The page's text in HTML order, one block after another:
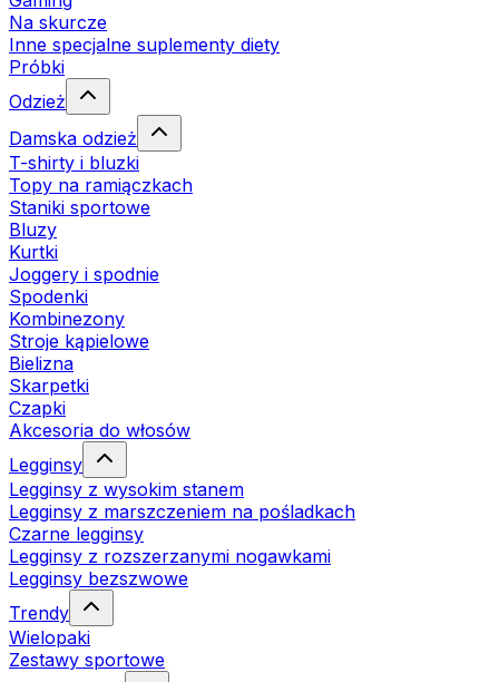
Na skurcze
Inne specjalne suplementy diety
Próbki
Odzież
Damska odzież
T-shirty i bluzki
Topy na ramiączkach
Staniki sportowe
Bluzy
Kurtki
Joggery i spodnie
Spodenki
Kombinezony
Stroje kąpielowe
Bielizna
Skarpetki
Czapki
Akcesoria do włosów
Legginsy
Legginsy z wysokim stanem
Legginsy z marszczeniem na pośladkach
Czarne legginsy
Legginsy z rozszerzanymi nogawkami
Legginsy bezszwowe
Trendy
Wielopaki
Zestawy sportowe